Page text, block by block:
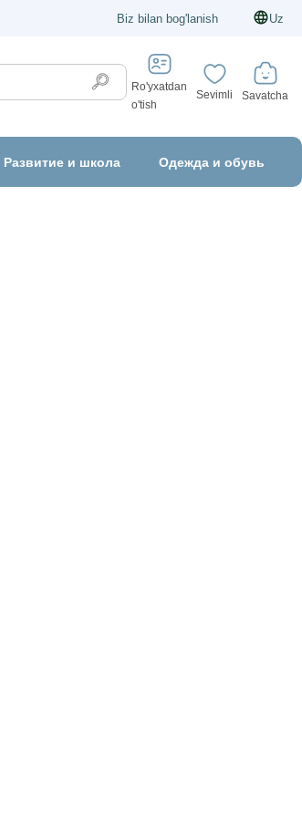
Biz bilan bog'lanish Uz
Ro'yxatdan
o'tish
Sevimli Savatcha
Развитие и школа Одежда и обувь